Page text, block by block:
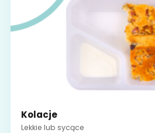
Kolacje
Lekkie lub sycące